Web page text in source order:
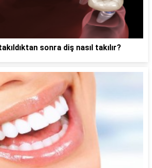
sonra diş nasıl takılır?